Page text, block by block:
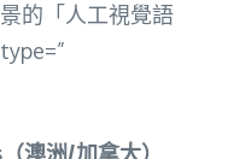
的「人工視覺語
澳洲/加拿大）